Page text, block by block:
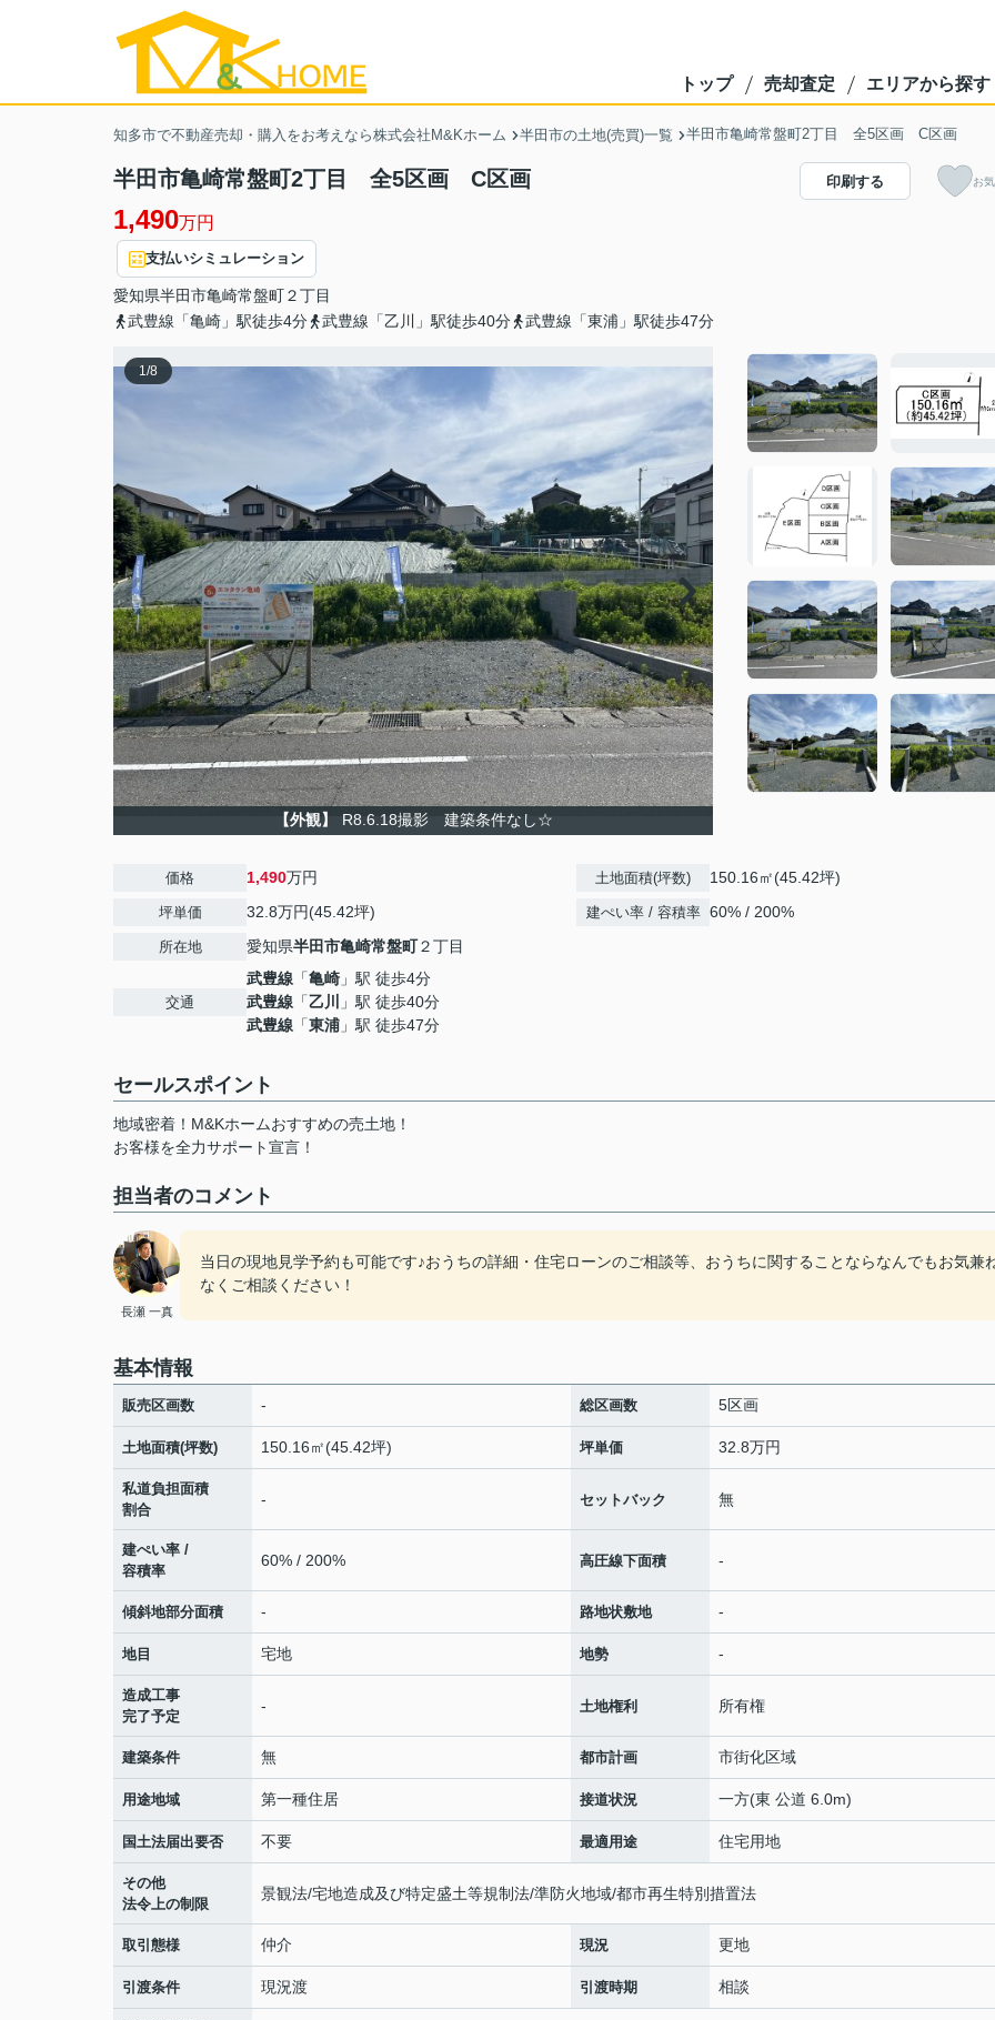
トップ 売却査定 エリアから探す
知多市で不動産売却・購入をお考えなら株式会社M&Kホーム 半田市の土地(売買)一覧 半田市亀崎常盤町2丁目 全5区画 C区画
半田市亀崎常盤町2丁目 全5区画 C区画
1,490万円
支払いシミュレーション
愛知県半田市亀崎常盤町２丁目
武豊線「亀崎」駅徒歩4分
武豊線「乙川」駅徒歩40分 武豊線「東浦」駅徒歩47分
印刷する お
1/8
【外観】 R8.6.18撮影 建築条件なし☆
価格 1,490万円
坪単価 32.8万円(45.42坪)
所在地 愛知県半田市亀崎常盤町２丁目
交通
武豊線 「亀崎 」駅 徒歩4分
武豊線 「乙川
」駅 徒歩40分
武豊線 「東浦 」駅 徒歩47分
土地面積(坪数) 150.16㎡(45.42坪)
建ぺい率 / 容積率 60% / 200%
セールスポイント
地域密着！M&Kホームおすすめの売土地！
お客様を全力サポート宣言！
担当者のコメント
長瀬 一真
当日の現地見学予約も可能です♪おうちの詳細・住宅ローンのご相談等、おうちに関することならなんでもお気兼
なくご相談ください！
基本情報
販売区画数 - 総区画数 5区画
土地面積(坪数) 150.16㎡(45.42坪) 坪単価 32.8万円
私道負担面積
割合
- セットバック 無
建ぺい率 /
容積率
60% / 200% 高圧線下面積 -
傾斜地部分面積 - 路地状敷地 -
地目 宅地 地勢 -
造成工事
完了予定
- 土地権利 所有権
建築条件 無 都市計画 市街化区域
用途地域 第一種住居 接道状況 一方(東 公道 6.0m)
国土法届出要否 不要 最適用途 住宅用地
その他
法令上の制限
景観法/宅地造成及び特定盛土等規制法/準防火地域/都市再生特別措置法
取引態様 仲介 現況 更地
引渡条件 現況渡 引渡時期 相談